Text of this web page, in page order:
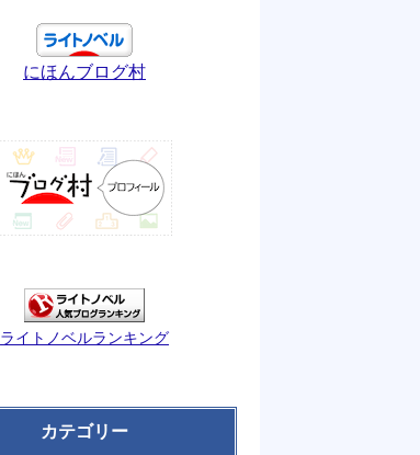
にほんブログ村
ライトノベルランキング
カテゴリー